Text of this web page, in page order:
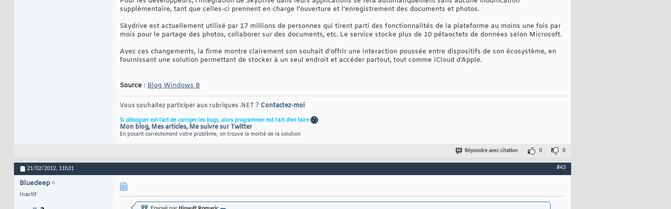
supplémentaire, tant que celles-ci prennent en charge l’ouverture et l’enregistrement des documents et photos.
Skydrive est actuellement utilisé par 17 millions de personnes qui tirent parti des fonctionnalités de la plateforme au moins une fois par
mois pour le partage des photos, collaborer sur des documents, etc. Le service stocke plus de 10 pétaoctets de données selon Microsoft.
Avec ces changements, la firme montre clairement son souhait d’offrir une interaction poussée entre dispositifs de son écosystème, en
fournissant une solution permettant de stocker à un seul endroit et accéder partout, tout comme iCloud d’Apple.
Source : Blog Windows 8
Vous souhaitez participer aux rubriques .NET ? Contactez-moi
Si déboguer est l’art de corriger les bugs, alors programmer est l’art d’en faire
Mon blog, Mes articles, Me suivre sur Twitter
En posant correctement votre problème, on trouve la moitié de la solution
Répondre avec citation 0 0
21/02/2012, 11h31 #43
Bluedeep
Inactif